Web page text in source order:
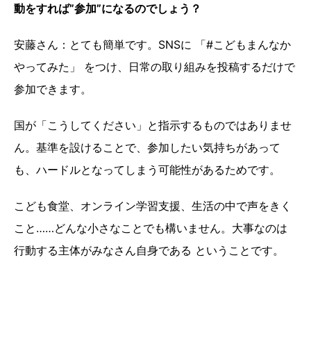
動をすれば”参加”になるのでしょう？
安藤さん：とても簡単です。SNSに 「#こどもまんなか
やってみた」 をつけ、日常の取り組みを投稿するだけで
参加できます。
国が「こうしてください」と指示するものではありませ
ん。基準を設けることで、参加したい気持ちがあって
も、ハードルとなってしまう可能性があるためです。
こども食堂、オンライン学習支援、生活の中で声をきく
こと……どんな小さなことでも構いません。大事なのは
行動する主体がみなさん自身である ということです。